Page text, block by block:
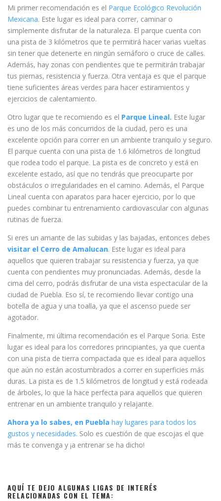
Mi primer recomendación es el Parque Ecológico Revolución
Mexicana. Este lugar es ideal para correr, caminar o
simplemente disfrutar de la naturaleza. El parque cuenta con
una pista de 3 kilómetros que te permitirá hacer varias vueltas
sin tener que detenerte en ningún semáforo o cruce de calles.
Además, hay zonas con pendientes que te permitirán trabajar
tus piernas, resistencia y fuerza. Otra ventaja es que el parque
tiene suficientes áreas verdes para hacer estiramientos y
ejercicios de calentamiento.
Otro lugar que te recomiendo es el Parque Lineal. Este lugar
es uno de los más concurridos de la ciudad, pero es una
excelente opción para correr en un ambiente tranquilo y seguro.
El parque cuenta con una pista de 1.6 kilómetros de longitud
que rodea todo el parque. La pista es de concreto y está en
excelente estado, así que no tendrás que preocuparte por
obstáculos o irregularidades en el camino. Además, el Parque
Lineal cuenta con aparatos para hacer ejercicio, por lo que
puedes combinar tu entrenamiento cardiovascular con algunas
rutinas de fuerza.
Si eres un amante de las subidas y las bajadas, entonces debes
visitar el Cerro de Amalucan. Este lugar es ideal para
aquellos que quieren trabajar su resistencia y fuerza, ya que
cuenta con pendientes muy pronunciadas. Además, desde la
cima del cerro, podrás disfrutar de una vista espectacular de la
ciudad de Puebla. Eso sí, te recomiendo llevar contigo una
botella de agua y una toalla, ya que el ascenso puede ser
agotador.
Finalmente, mi última recomendación es el Parque Soria. Este
lugar es ideal para los corredores principiantes, ya que cuenta
con una pista de tierra compactada que es ideal para aquellos
que aún no están acostumbrados a correr en superficies más
duras. La pista es de 1.5 kilómetros de longitud y está rodeada
de árboles, lo que la hace perfecta para aquellos que quieren
entrenar en un ambiente tranquilo y relajante.
Ahora ya lo sabes, en Puebla hay lugares para todos los
gustos y necesidades. Solo es cuestión de que escojas el que
más te convenga y ¡a entrenar se ha dicho!
AQUÍ TE DEJO ALGUNAS LIGAS DE INTERÉS
RELACIONADAS CON EL TEMA: